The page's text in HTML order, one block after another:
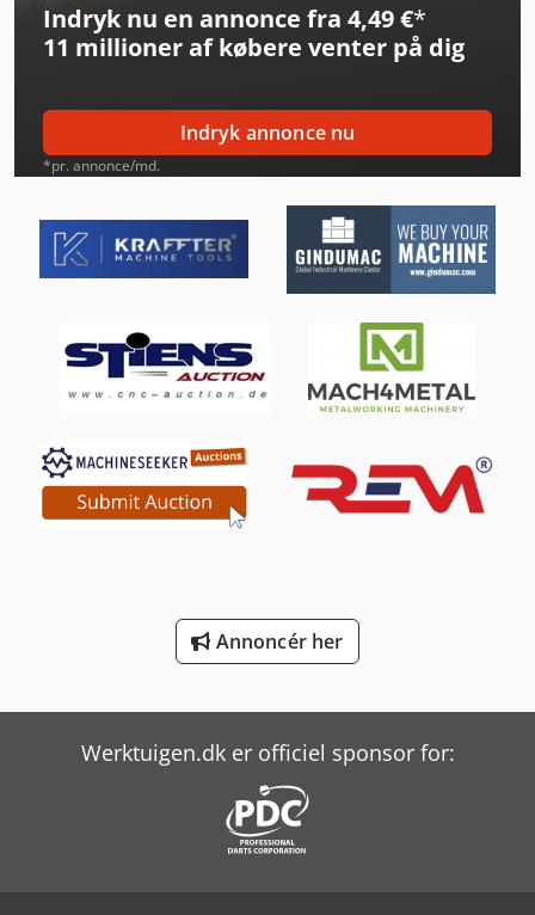
Kapema Bm 25
Krone Bdf
Lagun L 1400
Linde E 10
Man Tgl 10
Metallkraft Fsbm 1020-25 E
Panhans 116/10
Panhans 245/10
Panhans 245/20
Indryk nu en annonce fra 4,49 €*
11 millioner af købere venter på dig
Indryk annonce nu
*pr. annonce/md.
Annoncér her
Werktuigen.dk er officiel sponsor for: